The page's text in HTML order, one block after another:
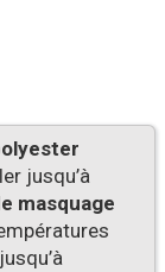
jusqu’à
masquage